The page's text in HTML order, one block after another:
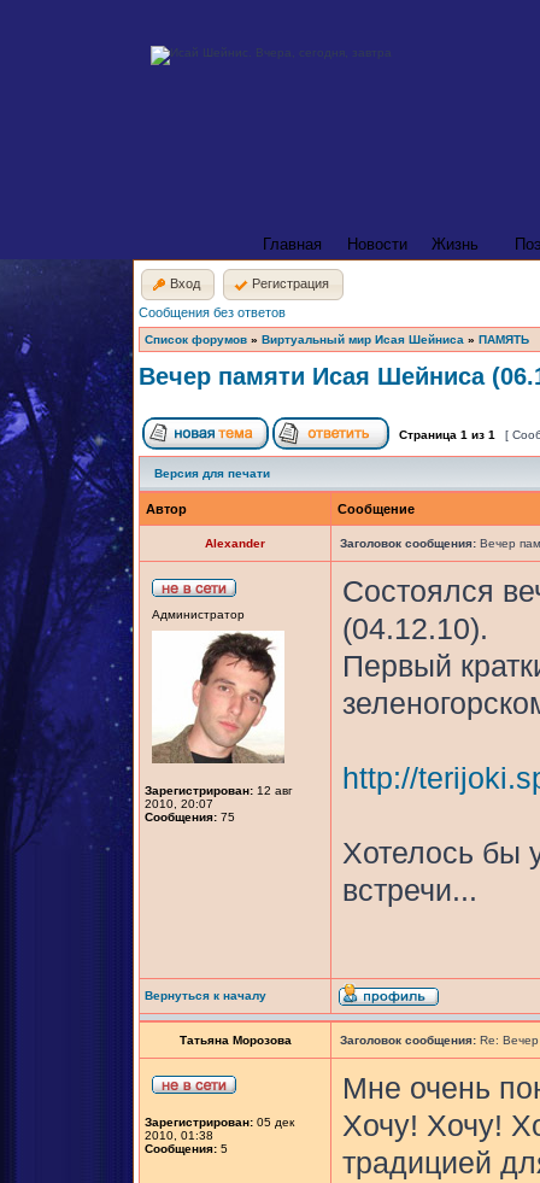
Главная Новости Жизнь
Вход
Регистрация
Сообщения без ответов
Список форумов » Виртуальный мир Исая Шейниса » ПАМЯТЬ
Вечер памяти Исая Шейниса
Страница 1 из 1 [
Версия для печати
Автор Сообщение
Alexander Заголовок сообщения: Вечер
Администратор
Зарегистрирован: 12 авг
2010, 20:07
Сообщения: 75
Состоялся
(04.12.10).
Первый
http://
Хотелось бы
встречи...
Вернуться к началу
Татьяна Морозова Заголовок сообщения: Re:
Зарегистрирован: 05 дек
2010, 01:38
Сообщения: 5
Мне очень
Хочу! Хочу!
традицией